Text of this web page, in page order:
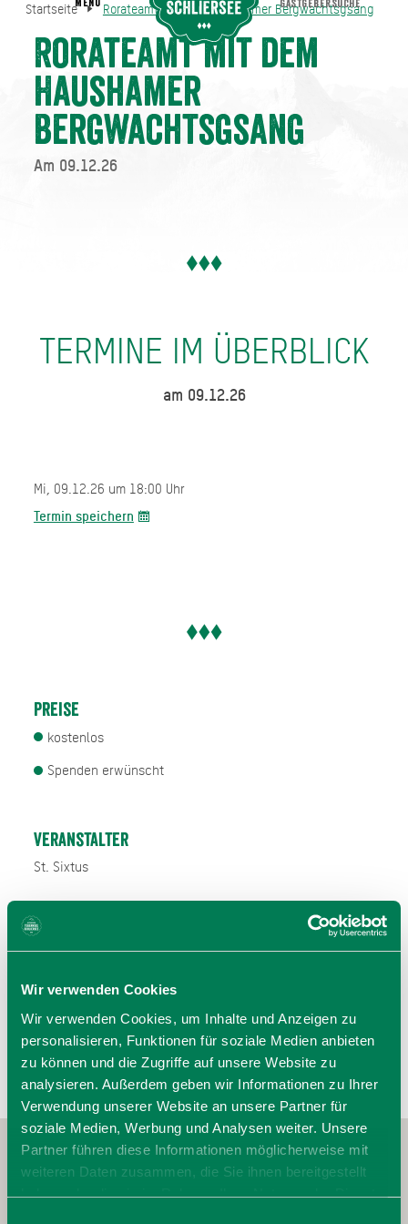
Wir verwenden Cookies
Wir verwenden Cookies, um Inhalte und Anzeigen zu
personalisieren, Funktionen für soziale Medien anbieten
zu können und die Zugriffe auf unsere Website zu
analysieren. Außerdem geben wir Informationen zu Ihrer
Verwendung unserer Website an unsere Partner für
soziale Medien, Werbung und Analysen weiter. Unsere
Partner führen diese Informationen möglicherweise mit
weiteren Daten zusammen, die Sie ihnen bereitgestellt
haben oder die sie im Rahmen Ihrer Nutzung der Dienste
Startseite Rorateamt mit dem Haushamer Bergwachtsgsang
Rorateamt mit dem
Haushamer
Bergwachtsgsang
Am 09.12.26
TERMINE IM ÜBERBLICK
am 09.12.26
Mi, 09.12.26 um 18:00 Uhr
Termin speichern
Preise
kostenlos
Spenden erwünscht
Veranstalter
St. Sixtus
Tel.:
zur Website
Startseite Rorateamt mit dem Haushamer Bergwachtsgsang
MENU GASTGEBERSUCHE